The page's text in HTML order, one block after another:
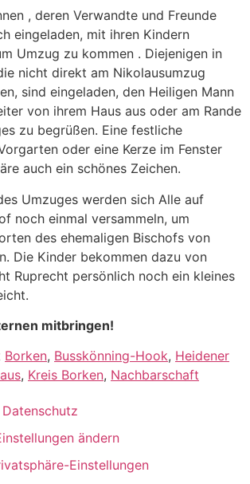
, deren Verwandte und Freunde
eingeladen, mit ihren Kindern
Umzug zu kommen . Diejenigen in
nicht direkt am Nikolausumzug
sind eingeladen, den Heiligen Mann
von ihrem Haus aus oder am Rande
zu begrüßen. Eine festliche
oder eine Kerze im Fenster
auch ein schönes Zeichen.
Umzuges werden sich Alle auf
noch einmal versammeln, um
des ehemaligen Bischofs von
Die Kinder bekommen dazu von
Ruprecht persönlich noch ein kleines
mitbringen!
Borken, Busskönning-Hook, Heidener
, Kreis Borken, Nachbarschaft
Datenschutz
ändern
Einstellungen